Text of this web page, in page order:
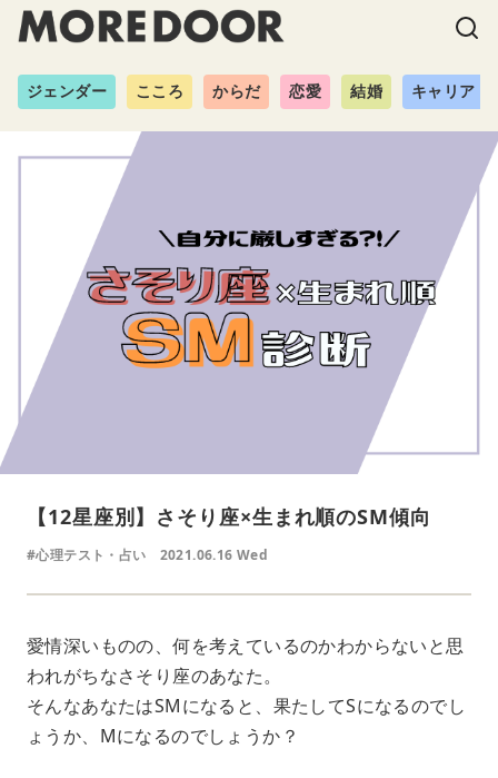
ジェンダー こころ からだ 恋愛 結婚 キャリア
【12星座別】さそり座×生まれ順のSM傾向
#心理テスト・占い 2021.06.16 Wed
愛情深いものの、何を考えているのかわからないと思
われがちなさそり座のあなた。
そんなあなたはSMになると、果たしてSになるのでし
ょうか、Mになるのでしょうか？